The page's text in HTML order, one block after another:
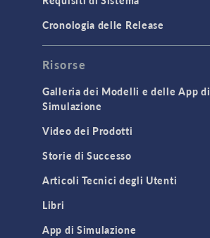
Cronologia delle Release
Risorse
Galleria dei Modelli e delle App di
Simulazione
Video dei Prodotti
Storie di Successo
Articoli Tecnici degli Utenti
Libri
App di Simulazione